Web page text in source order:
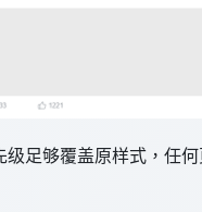
级足够覆盖原样式，任